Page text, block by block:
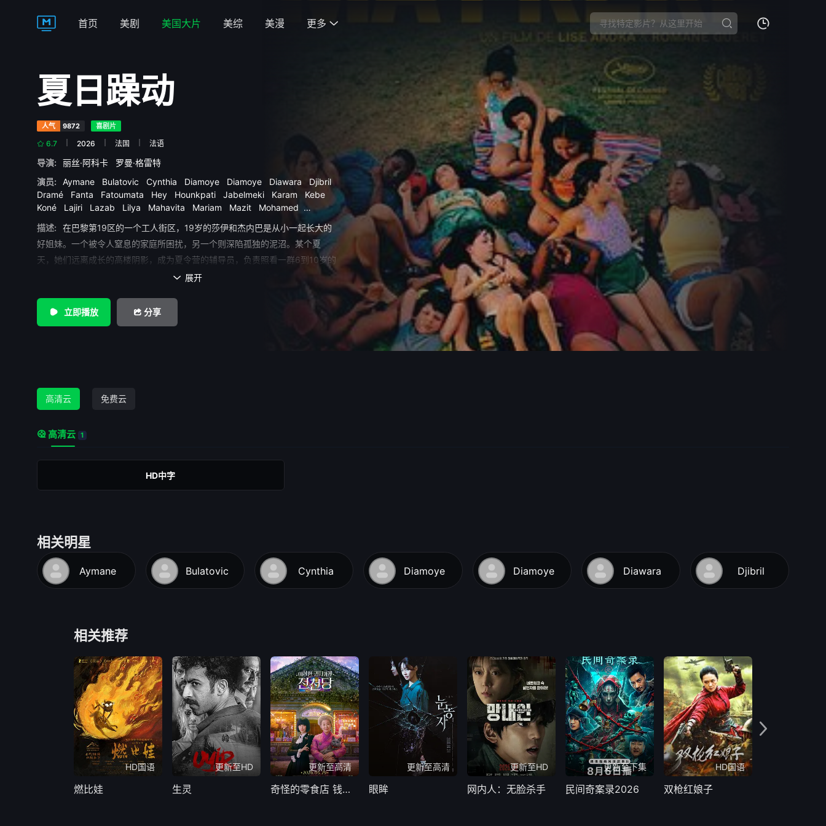
首页 美剧 美国大片 美综 美漫 更多 
夏日躁动
人气 9872 喜剧片
6.7 2026 法国 法语
导演: 丽丝·阿科卡 罗曼·格雷特
演员:
Aymane Bulatovic Cynthia Diamoye Diamoye Diawara
Djibril
Dramé
Fanta Fatoumata Hey Hounkpati Jabelmeki Karam
Kebe
Koné
Lajiri Lazab Lilya Mahavita Mariam Mazit
Mohamed
Zeinab
伊迪
尔·阿祖格利 希雷尔·纳塔夫 艾蜜儿·班特 苏赞妮·德芭奎
描述:
在巴黎第19区的一个工人街区，19岁的莎伊和杰内巴是从小一起长大的
好姐妹。一个被令人窒息的家庭所困扰，另一个则深陷孤独的泥沼。某个夏
天，她们远离成长的高楼阴影，成为夏令营的辅导员，负责照看一群6到10岁的
孩子。站在成年的门槛上，她们必须做出选择，在成长中重新定义彼此的友
 展开
立即播放 分享
高清云 免费云
高清云 1
HD中字
相关明星
Aymane Bulatovic Cynthia Diamoye Diamoye Diawara Djibril
相关推荐
HD国语
燃比娃
更新至HD
生灵
更新至高清
奇怪的零食店 钱天堂
更新至高清
眼眸
更新至HD
网内人：无脸杀手
更新至下集
民间奇案录2026
HD国语
双枪红娘子